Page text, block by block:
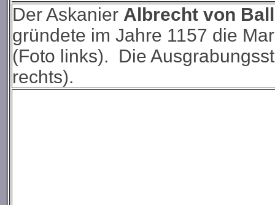
Der Askanier Albrecht von
gründete im Jahre 1157 die
(Foto links). Die
rechts).